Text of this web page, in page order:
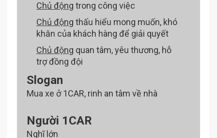
Chủ động trong công việc
Chủ động thấu hiểu mong muốn, khó
khăn của khách hàng để giải quyết
Chủ động quan tâm, yêu thương, hỗ
trợ đồng đội
Slogan
Mua xe ở 1CAR, rinh an tâm về nhà
Người 1CAR
Nghĩ lớn